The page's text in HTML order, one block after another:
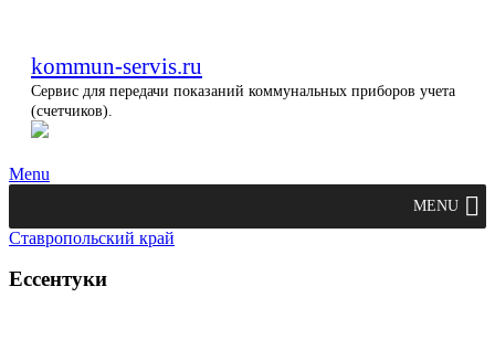
kommun-servis.ru
Сервис для передачи показаний коммунальных приборов учета
(счетчиков).
Menu
MENU
Ставропольский край
Ессентуки